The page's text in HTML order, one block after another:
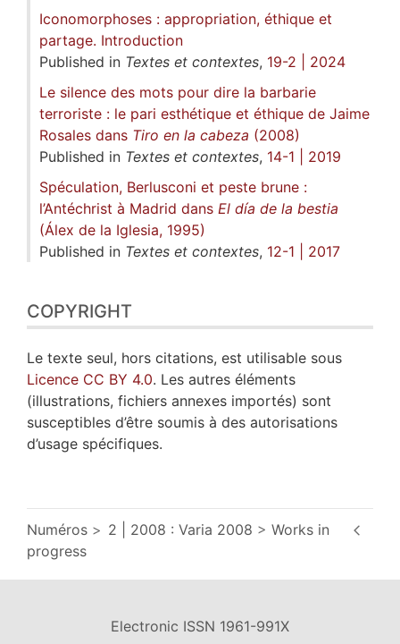
Iconomorphoses : appropriation, éthique et
partage. Introduction
Published in Textes et contextes, 19-2 | 2024
Le silence des mots pour dire la barbarie
terroriste : le pari esthétique et éthique de Jaime
Rosales dans Tiro en la cabeza (2008)
Published in Textes et contextes, 14-1 | 2019
Spéculation, Berlusconi et peste brune :
l’Antéchrist à Madrid dans El día de la bestia
(Álex de la Iglesia, 1995)
Published in Textes et contextes, 12-1 | 2017
COPYRIGHT
Le texte seul, hors citations, est utilisable sous
Licence CC BY 4.0. Les autres éléments
(illustrations, fichiers annexes importés) sont
susceptibles d’être soumis à des autorisations
d’usage spécifiques.
Numéros 2 | 2008 : Varia 2008
Works in
progress
Electronic ISSN 1961-991X